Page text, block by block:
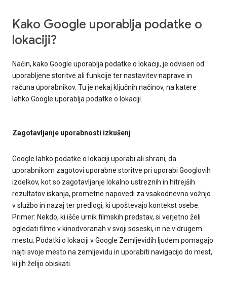
Kako Google uporablja podatke o
lokaciji?
Način, kako Google uporablja podatke o lokaciji, je odvisen od
uporabljene storitve ali funkcije ter nastavitev naprave in
računa uporabnikov. Tu je nekaj ključnih načinov, na katere
lahko Google uporablja podatke o lokaciji.
Zagotavljanje uporabnosti izkušenj
Google lahko podatke o lokaciji uporabi ali shrani, da
uporabnikom zagotovi uporabne storitve pri uporabi Googlovih
izdelkov, kot so zagotavljanje lokalno ustreznih in hitrejših
rezultatov iskanja, prometne napovedi za vsakodnevno vožnjo
v službo in nazaj ter predlogi, ki upoštevajo kontekst osebe.
Primer: Nekdo, ki išče urnik filmskih predstav, si verjetno želi
ogledati filme v kinodvoranah v svoji soseski, in ne v drugem
mestu. Podatki o lokaciji v Google Zemljevidih ljudem pomagajo
najti svoje mesto na zemljevidu in uporabiti navigacijo do mest,
ki jih želijo obiskati.